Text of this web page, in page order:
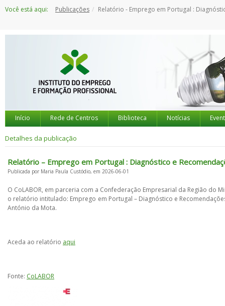
paraVocê está aqui: Publicações Relatório - Emprego em Portugal : Diagnóstico e Recomendações de Política Pública e Estratégias
Início Rede de Centros Biblioteca Notícias
Detalhes da publicação
Relatório – Emprego em Portugal : Diagnóstico e
Publicada por Maria Paula Custódio, em 2026-06-01
O CoLABOR, em parceria com a Confederação Empresarial da Região do
o relatório intitulado: Emprego em Portugal – Diagnóstico e
António da Mota.
Aceda ao relatório aqui
Fonte: CoLABOR